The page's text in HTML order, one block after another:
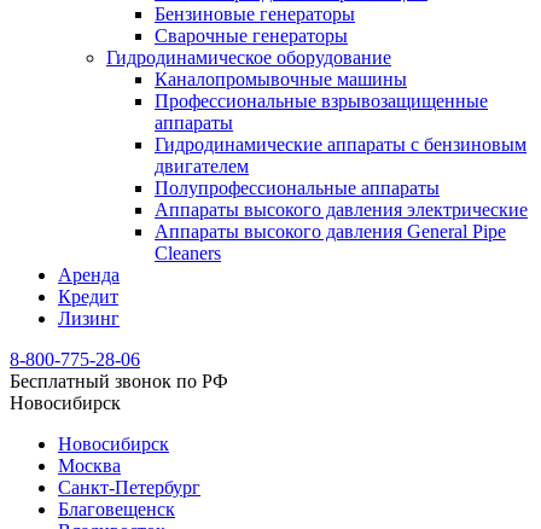
Бензиновые генераторы
Сварочные генераторы
Гидродинамическое оборудование
Каналопромывочные машины
Профессиональные взрывозащищенные
аппараты
Гидродинамические аппараты с бензиновым
двигателем
Полупрофессиональные аппараты
Аппараты высокого давления электрические
Аппараты высокого давления General Pipe
Cleaners
Аренда
Кредит
Лизинг
8-800-775-28-06
Бесплатный звонок по РФ
Новосибирск
Новосибирск
Москва
Санкт-Петербург
Благовещенск